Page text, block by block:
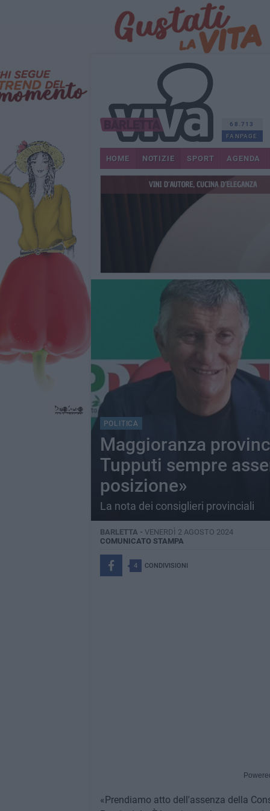
68.713
FANPAGE
HOME NOTIZIE SPORT AGENDA
POLITICA
Maggioranza
Tupputi sempre
posizione»
La nota dei consiglieri provinciali
BARLETTA - VENERDÌ 2 AGOSTO 2024
COMUNICATO STAMPA
4 CONDIVISIONI
«Prendiamo atto dell'assenza della